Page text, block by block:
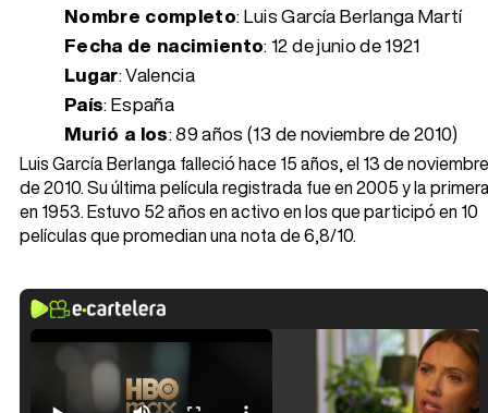
Nombre completo: Luis García Berlanga Martí
Fecha de nacimiento: 12 de junio de 1921
Lugar: Valencia
País: España
Murió a los:89 años (13 de noviembre de 2010)
Luis García Berlanga falleció hace 15 años, el 13 de noviembre
de 2010. Su última película registrada fue en 2005 y la
en 1953. Estuvo 52 años en activo en los que participó en 10
películas que promedian una nota de 6,8/10.